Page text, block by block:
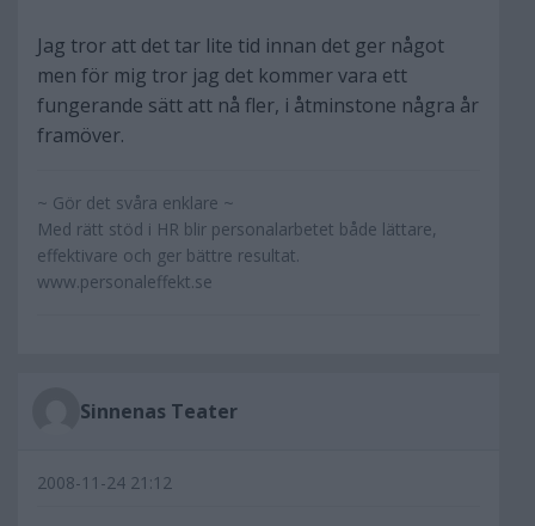
Jag tror att det tar lite tid innan det ger något
men för mig tror jag det kommer vara ett
fungerande sätt att nå fler, i åtminstone några år
framöver.
~ Gör det svåra enklare ~
Med rätt stöd i HR blir personalarbetet både lättare,
effektivare och ger bättre resultat.
www.personaleffekt.se
Sinnenas Teater
2008-11-24 21:12